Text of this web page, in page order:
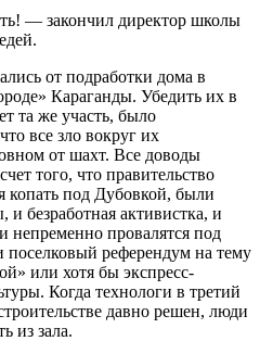
— закончил директор школы
от подработки дома в
Караганды. Убедить их в
та же участь, было
все зло вокруг их
от шахт. Все доводы
того, что правительство
копать под Дубовкой, были
безработная активистка, и
непременно провалятся под
поселковый референдум на тему
или хотя бы экспресс-
Когда технологи в третий
давно решен, люди
из зала.